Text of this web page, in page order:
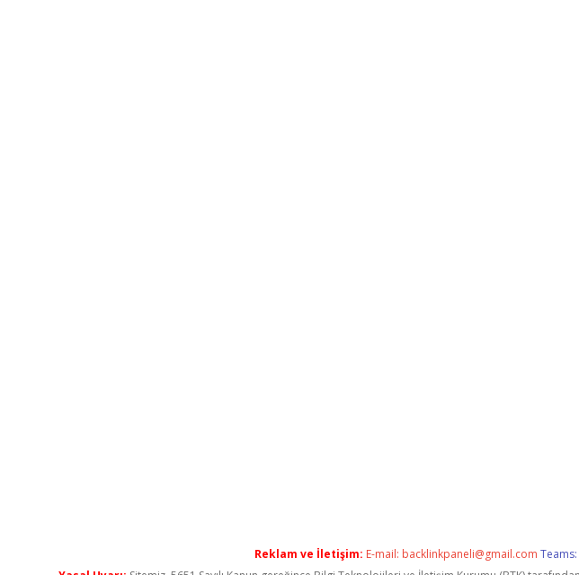
Reklam ve İletişim: E-mail: backlinkpaneli@gmail.com Teams: